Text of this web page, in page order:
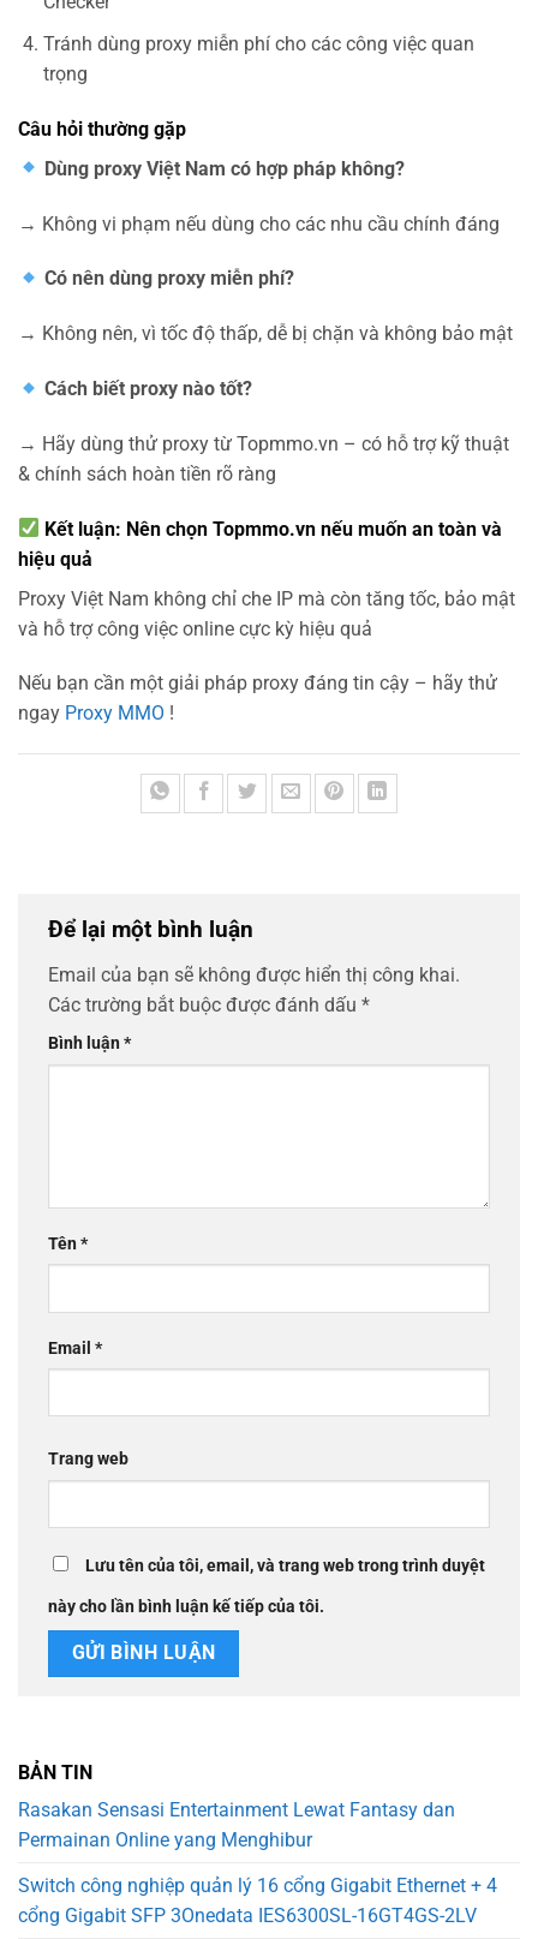
Tránh dùng proxy miễn phí cho các công việc quan
trọng
Câu hỏi thường gặp
Dùng proxy Việt Nam có hợp pháp không?
→ Không vi phạm nếu dùng cho các nhu cầu chính đáng
Có nên dùng proxy miễn phí?
→ Không nên, vì tốc độ thấp, dễ bị chặn và không bảo mật
Cách biết proxy nào tốt?
→ Hãy dùng thử proxy từ Topmmo.vn – có hỗ trợ kỹ thuật
& chính sách hoàn tiền rõ ràng
Kết luận: Nên chọn Topmmo.vn nếu muốn an toàn và
hiệu quả
Proxy Việt Nam không chỉ che IP mà còn tăng tốc, bảo mật
và hỗ trợ công việc online cực kỳ hiệu quả
Nếu bạn cần một giải pháp proxy đáng tin cậy – hãy thử
ngay Proxy MMO !
Để lại một bình luận
Email của bạn sẽ không được hiển thị công khai.
Các trường bắt buộc được đánh dấu *
Bình luận*
Tên*
Email *
Trang web
Lưu tên của tôi, email, và trang web trong trình duyệt
này cho lần bình luận kế tiếp của tôi.
BẢN TIN
Rasakan Sensasi Entertainment Lewat Fantasy dan
Permainan Online yang Menghibur
Switch công nghiệp quản lý 16 cổng Gigabit Ethernet + 4
cổng Gigabit SFP 3Onedata IES6300SL-16GT4GS-2LV